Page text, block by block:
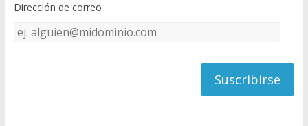
k e
C
Dirección de correo
Dirección
de